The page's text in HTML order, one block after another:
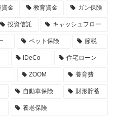
資金 教育資金 ガン保険
投資信託 キャッシュフロー
ペット保険 節税
iDeCo 住宅ローン
ZOOM 養育費
自動車保険 財形貯蓄
養老保険